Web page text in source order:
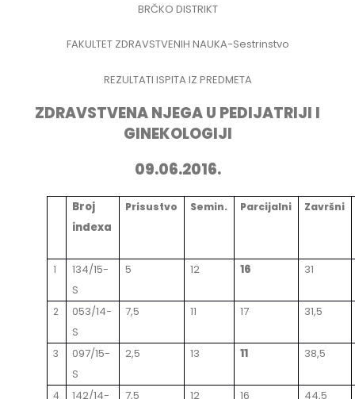
BRČKO DISTRIKT
FAKULTET ZDRAVSTVENIH NAUKA-Sestrinstvo
REZULTATI ISPITA IZ PREDMETA
ZDRAVSTVENA NJEGA U PEDIJATRIJI I
GINEKOLOGIJI
09.06.2016.
Broj
indexa
Prisustvo Semin. Parcijalni Završni
1
134/15-
S
5 12 16 31
2
053/14-
S
7,5 11 17 31,5
3
097/15-
S
2,5 13 11 38,5
4
142/14-
7,5 12 16 44,5